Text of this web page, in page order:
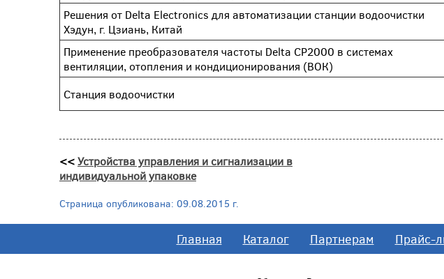
Решения от Delta Electronics для автоматизации станции водоочистки
Хэдун, г. Цзиань, Китай
Применение преобразователя частоты Delta CP2000 в системах
вентиляции, отопления и кондиционирования (ВОК)
Станция водоочистки
<<Устройства управления и сигнализации в
индивидуальной упаковке
Страница опубликована: 09.08.2015 г.
Главная Каталог Партнерам Прайс-